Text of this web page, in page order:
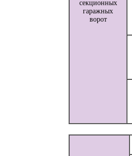
секционных
гаражных
ворот